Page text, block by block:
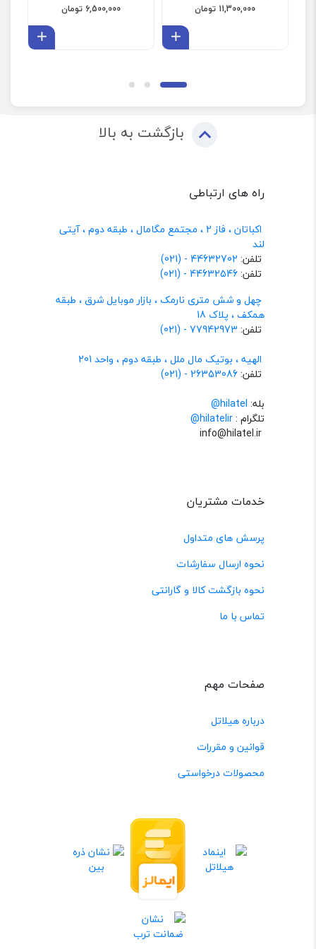
11,300,000 تومان
6,500,000 تومان
بازگشت به بالا
راه های ارتباطی
اکباتان ، فاز 2 ، مجتمع مگامال ، طبقه دوم ، آیتی
لند
تلفن: 44632702 - (021)
تلفن:44632546 - (021)
چهل و شش متری نارمک ، بازار موبایل شرق ، طبقه
همکف ، پلاک 18
تلفن: 77942973 - (021)
الهیه ، بوتیک مال ملل ، طبقه دوم ، واحد 201
تلفن:26353086 - (021)
بله: hilatel@
تلگرام :@hilatelir
خدمات مشتریان
پرسش های متداول
نحوه ارسال سفارشات
نحوه بازگشت کالا و گارانتی
تماس با ما
صفحات مهم
درباره هیلاتل
قوانین و مقررات
محصولات درخواستی